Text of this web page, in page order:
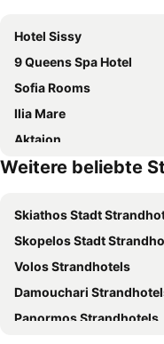
Hotel Sissy
9 Queens Spa Hotel
Sofia Rooms
Ilia Mare
Aktaion
40 Platania Hotel
Del Mare Suites
Hotel & Spa Kentrikon
Hotel Tainaro
Efstratios Hotel
Evoikos beach & resort
Weitere beliebte
Skiathos Stadt
Skopelos Stadt
Volos Strandhotels
Damouchari
Panormos Strandhotels